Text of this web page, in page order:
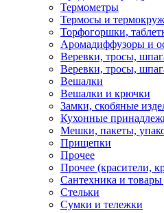
Термометры
Термосы и
Торфогоршки,
Аромадиффузоры и
Веревки, тросы,
Веревки, тросы,
Вешалки
Вешалки и крючки
Замки, скобяные
Кухонные
Мешки, пакеты,
Прищепки
Прочее
Прочее (красители,
Сантехника и
Стельки
Сумки и тележки